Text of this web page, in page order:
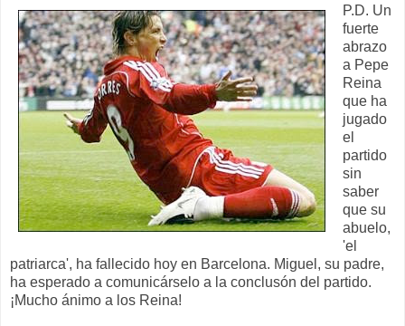
P.D. Un
fuerte
abrazo
a Pepe
Reina
que ha
jugado
el
partido
sin
saber
que su
abuelo,
'el
patriarca', ha fallecido hoy en Barcelona. Miguel, su padre,
ha esperado a comunicárselo a la conclusón del partido.
¡Mucho ánimo a los Reina!